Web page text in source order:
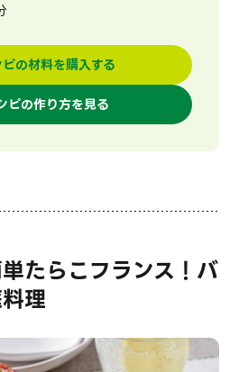
ピの材料を購入する
ピの作り方を見る
たらこフランス！バ
理